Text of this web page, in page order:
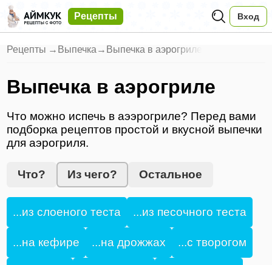
Рецепты Вход
Рецепты → Выпечка → Выпечка в аэрогриле
Выпечка в аэрогриле
Что можно испечь в аээрогриле? Перед вами
подборка рецептов простой и вкусной выпечки
для аэрогриля.
Что? Из чего? Остальное
...из слоеного теста ...из песочного теста
...на кефире ...на дрожжах ...с творогом